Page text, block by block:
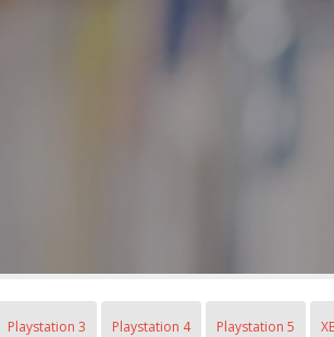
Playstation 3 Playstation 4 Playstation 5